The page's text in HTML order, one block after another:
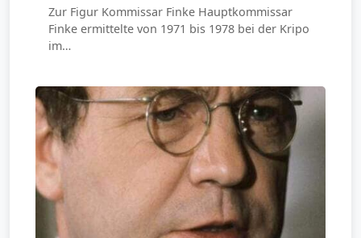
Zur Figur Kommissar Finke Hauptkommissar
Finke ermittelte von 1971 bis 1978 bei der Kripo
im…